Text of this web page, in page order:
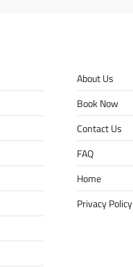
About Us
Book Now
Contact Us
FAQ
Home
Privacy Policy